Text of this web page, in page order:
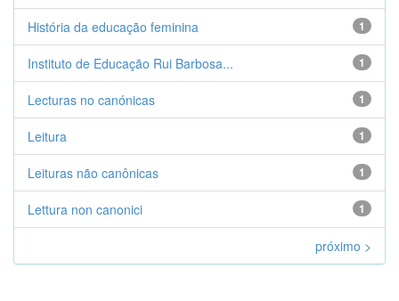
1
História da educação feminina
1
Instituto de Educação Rui Barbosa...
1
Lecturas no canónicas
1
Leitura
1
Leituras não canônicas
1
Lettura non canonici
próximo >